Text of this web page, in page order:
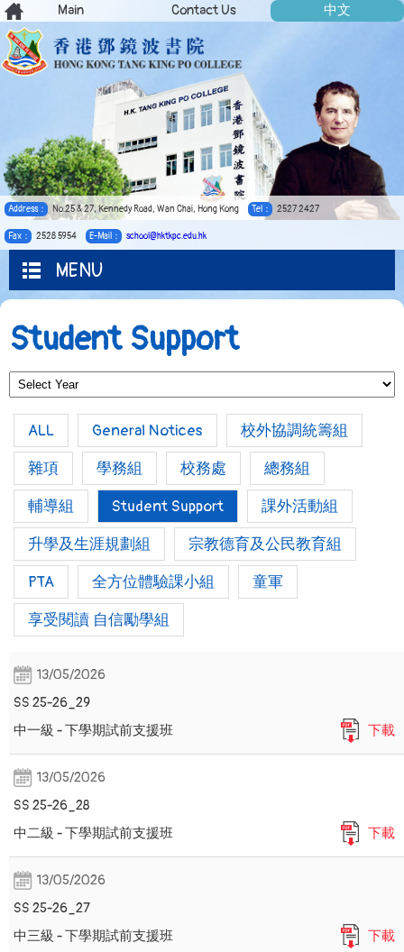
Address： No.25 & 27, Kennedy Road, Wan Chai, Hong Kong Tel： 2527 2427
Fax： 2528 5954 E-Mail： school@hktkpc.edu.hk
中文
Contact Us
Main
MENU
Student Support
ALL General Notices
校外協調統籌組
雜項
學務組 校務處
總務組
輔導組
Student Support
課外活動組
升學及生涯規劃組
宗教德育及公民教育組
PTA
全方位體驗課小組
童軍
享受閱讀 自信勵學組
13/05/2026
SS 25-26_29
中一級 - 下學期試前支援班
下載
13/05/2026
SS 25-26_28
中二級 - 下學期試前支援班
下載
13/05/2026
SS 25-26_27
中三級 - 下學期試前支援班
下載